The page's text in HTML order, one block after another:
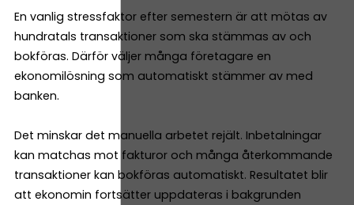
En vanlig stressfaktor efter semestern är att mötas av
hundratals transaktioner som ska stämmas av och
bokföras. Därför väljer många företagare en
ekonomilösning som automatiskt stämmer av med
banken.
Det minskar det manuella arbetet rejält. Inbetalningar
kan matchas mot fakturor och många återkommande
transaktioner kan bokföras automatiskt. Resultatet blir
att ekonomin fortsätter uppdateras i bakgrunden